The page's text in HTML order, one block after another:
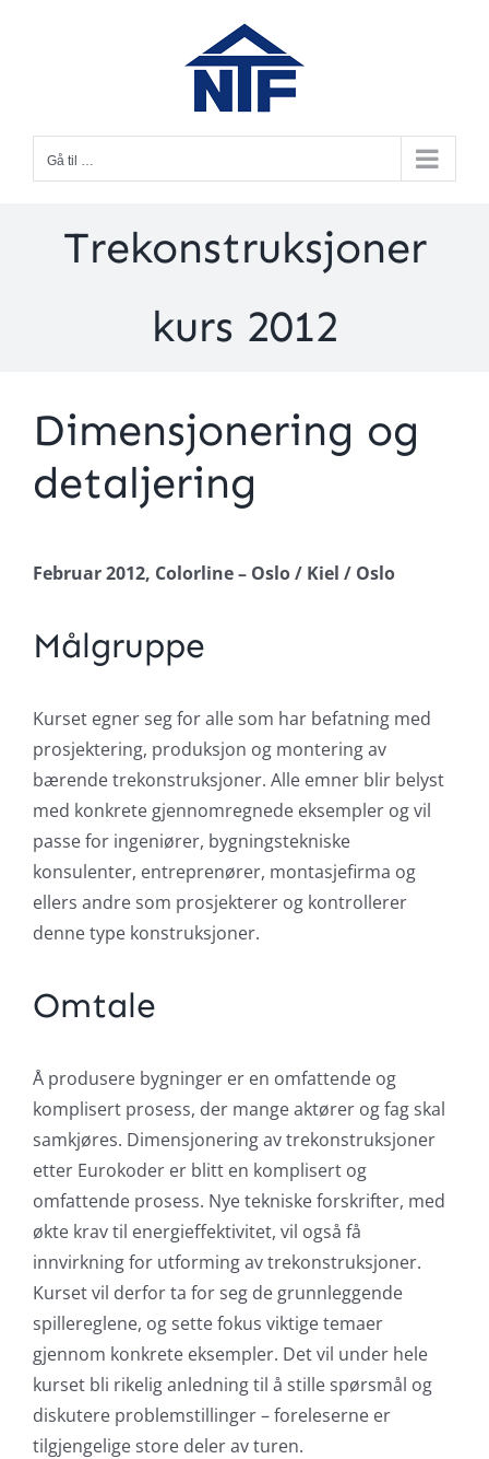
Gå til …
Trekonstruksjoner
kurs 2012
Dimensjonering og
detaljering
Februar 2012, Colorline – Oslo / Kiel / Oslo
Målgruppe
Kurset egner seg for alle som har befatning med
prosjektering, produksjon og montering av
bærende trekonstruksjoner. Alle emner blir belyst
med konkrete gjennomregnede eksempler og vil
passe for ingeniører, bygningstekniske
konsulenter, entreprenører, montasjefirma og
ellers andre som prosjekterer og kontrollerer
denne type konstruksjoner.
Omtale
Å produsere bygninger er en omfattende og
komplisert prosess, der mange aktører og fag skal
samkjøres. Dimensjonering av trekonstruksjoner
etter Eurokoder er blitt en komplisert og
omfattende prosess. Nye tekniske forskrifter, med
økte krav til energieffektivitet, vil også få
innvirkning for utforming av trekonstruksjoner.
Kurset vil derfor ta for seg de grunnleggende
spillereglene, og sette fokus viktige temaer
gjennom konkrete eksempler. Det vil under hele
kurset bli rikelig anledning til å stille spørsmål og
diskutere problemstillinger – foreleserne er
tilgjengelige store deler av turen.